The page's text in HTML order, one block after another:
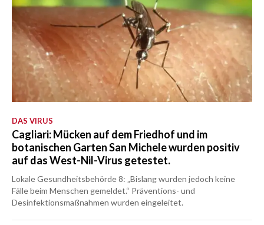
DAS VIRUS
Cagliari: Mücken auf dem Friedhof und im
botanischen Garten San Michele wurden positiv
auf das West-Nil-Virus getestet.
Lokale Gesundheitsbehörde 8: „Bislang wurden jedoch keine
Fälle beim Menschen gemeldet.“ Präventions- und
Desinfektionsmaßnahmen wurden eingeleitet.